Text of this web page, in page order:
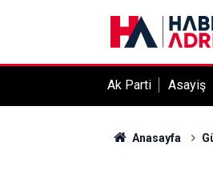
Ak Parti Asayiş
Anasayfa